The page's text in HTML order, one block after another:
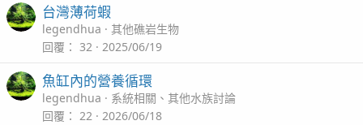
台灣薄荷蝦
legendhua
其他礁岩生物
回覆
32 2025/06/19
魚缸內的營養循環
legendhua
系統相關、其他水族討論
回覆
22 2026/06/18